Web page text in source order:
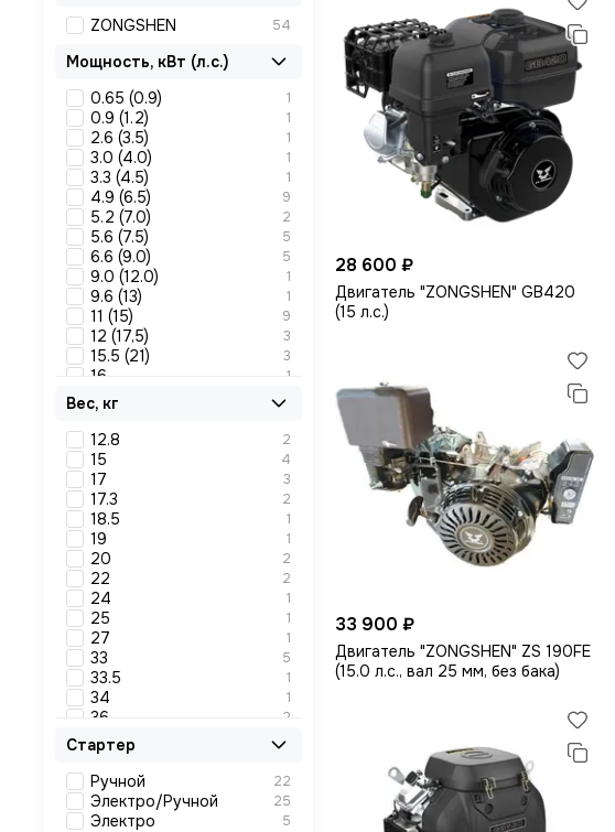
28 600 ₽
Двигатель "ZONGSHEN" GB420
(15 л.с.)
33 900 ₽
Двигатель "ZONGSHEN" ZS 190FE
(15.0 л.с., вал 25 мм, без бака)
ZONGSHEN
54
Мощность, кВт (л.с.)
0.65 (0.9)
1
0.9 (1.2) 1
2.6 (3.5) 1
3.0 (4.0) 1
3.3 (4.5) 1
4.9 (6.5) 9
5.2 (7.0) 2
5.6 (7.5) 5
6.6 (9.0) 5
9.0 (12.0) 1
9.6 (13) 1
11 (15) 9
12 (17,5) 3
15.5 (21) 3
16 1
18 (24) 3
22 (30)
35 1
25.8 (35) 1
40 1
Вес, кг
12.8
2
15 4
17 3
17.3 2
18.5 1
19 1
20 2
22 2
24 1
25 1
27 1
33 5
33.5 1
34 1
36 2
37 3
44
45 3
46 2
55 2
Стартер
Ручной
22
Электро/Ручной 25
Электро 5